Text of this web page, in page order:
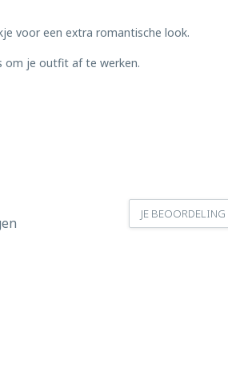
voor een extra romantische look.
om je outfit af te werken.
JE